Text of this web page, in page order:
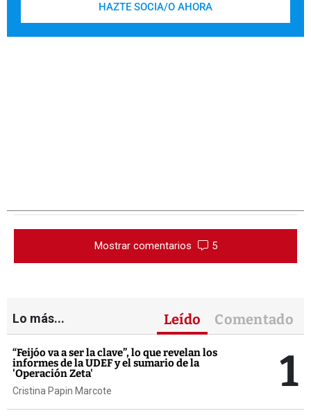
HAZTE SOCIA/O AHORA
Mostrar comentarios 5
Lo más... Leído Comentado
“Feijóo va a ser la clave”, lo que revelan los
informes de la UDEF y el sumario de la
'Operación Zeta'
Cristina Papin Marcote 1